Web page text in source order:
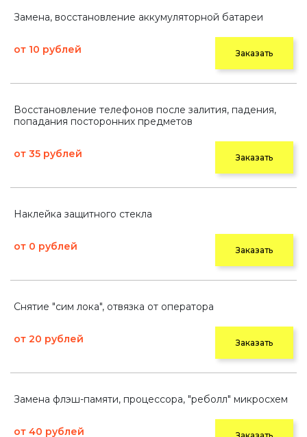
Замена, восстановление аккумуляторной батареи
от 10 рублей Заказать
Восстановление телефонов после залития, падения,
попадания посторонних предметов
от 35 рублей Заказать
Наклейка защитного стекла
от 0 рублей Заказать
Снятие "сим лока", отвязка от оператора
от 20 рублей Заказать
Замена флэш-памяти, процессора, "реболл" микросхем
от 40 рублей